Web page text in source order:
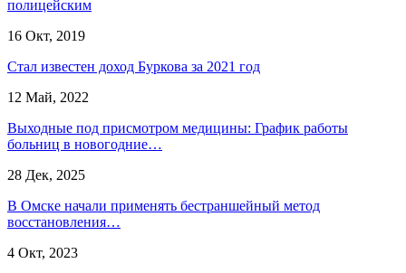
полицейским
16 Окт, 2019
Стал известен доход Буркова за 2021 год
12 Май, 2022
Выходные под присмотром медицины: График работы
больниц в новогодние…
28 Дек, 2025
В Омске начали применять бестраншейный метод
восстановления…
4 Окт, 2023